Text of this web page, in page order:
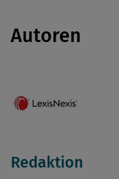
Autoren
Redaktion